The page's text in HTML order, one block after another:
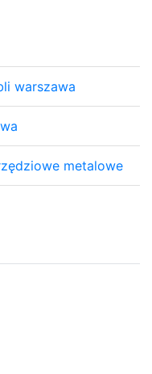
warszawa
metalowe